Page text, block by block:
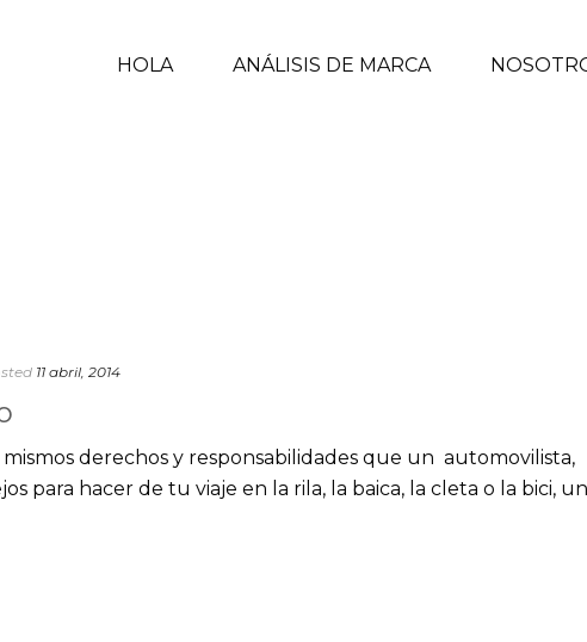
HOLA ANÁLISIS DE MARCA
11 abril, 2014
derechos y responsabilidades que un automovilista,
para hacer de tu viaje en la rila, la baica, la cleta o la bici, un